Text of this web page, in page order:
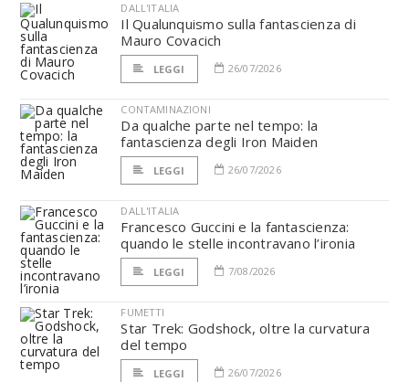
DALL'ITALIA
Il Qualunquismo sulla fantascienza di
Mauro Covacich
LEGGI 26/07/2026
CONTAMINAZIONI
Da qualche parte nel tempo: la
fantascienza degli Iron Maiden
LEGGI 26/07/2026
DALL'ITALIA
Francesco Guccini e la fantascienza:
quando le stelle incontravano l’ironia
LEGGI 7/08/2026
FUMETTI
Star Trek: Godshock, oltre la curvatura
del tempo
LEGGI 26/07/2026